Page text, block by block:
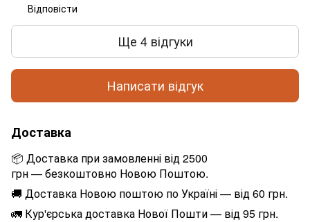
Відповісти
Ще 4 відгуки
Написати відгук
Доставка
📦 Доставка при замовленні від 2500
грн — безкоштовно Новою Поштою.
🚚 Доставка Новою поштою по Україні — від 60 грн.
🚛 Кур'єрська доставка Нової Пошти — від 95 грн.